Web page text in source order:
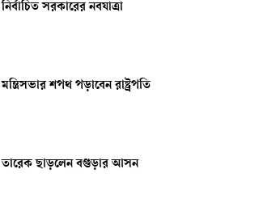
নির্বাচিত সরকারের নবযাত্রা
মন্ত্রিসভার শপথ পড়াবেন রাষ্ট্রপতি
তারেক ছাড়লেন বগুড়ার আসন